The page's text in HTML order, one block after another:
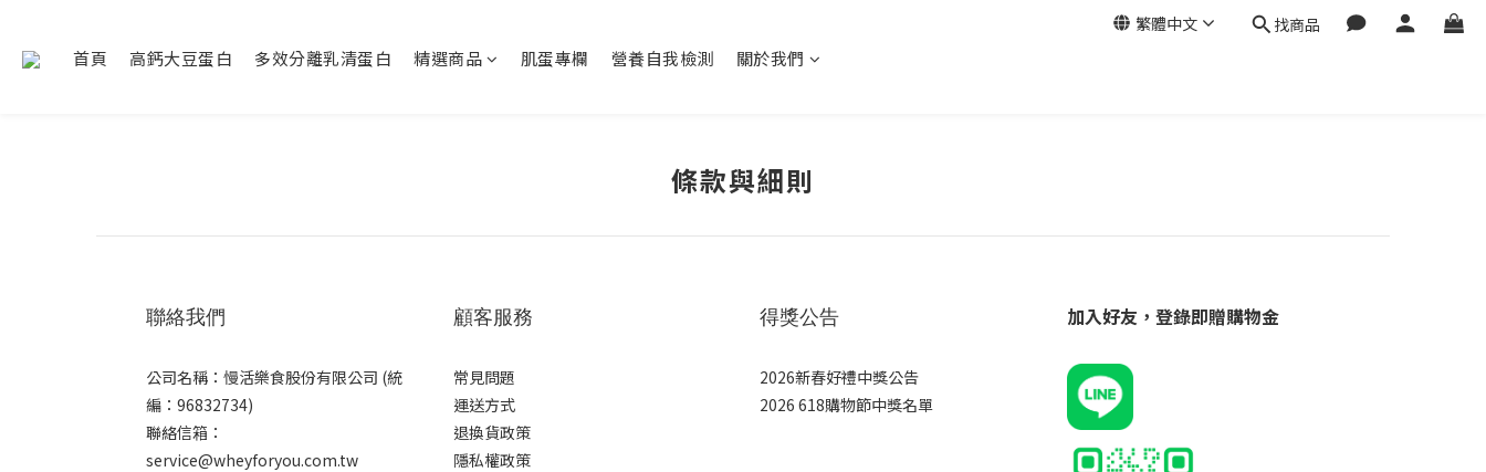
繁體中文 找商品
首頁 高鈣大豆蛋白 多效分離乳清蛋白 精選商品 肌蛋專欄 營養自我檢測 關於我們
條款與細則
聯絡我們
公司名稱：慢活樂食股份有限公司 (統
編：96832734)
聯絡信箱：
service@wheyforyou.com.tw
顧客服務
常見問題
運送方式
退換貨政策
隱私權政策
得獎公告
2026新春好禮中獎公告
2026 618購物節中獎名單
加入好友，登錄即贈購物金